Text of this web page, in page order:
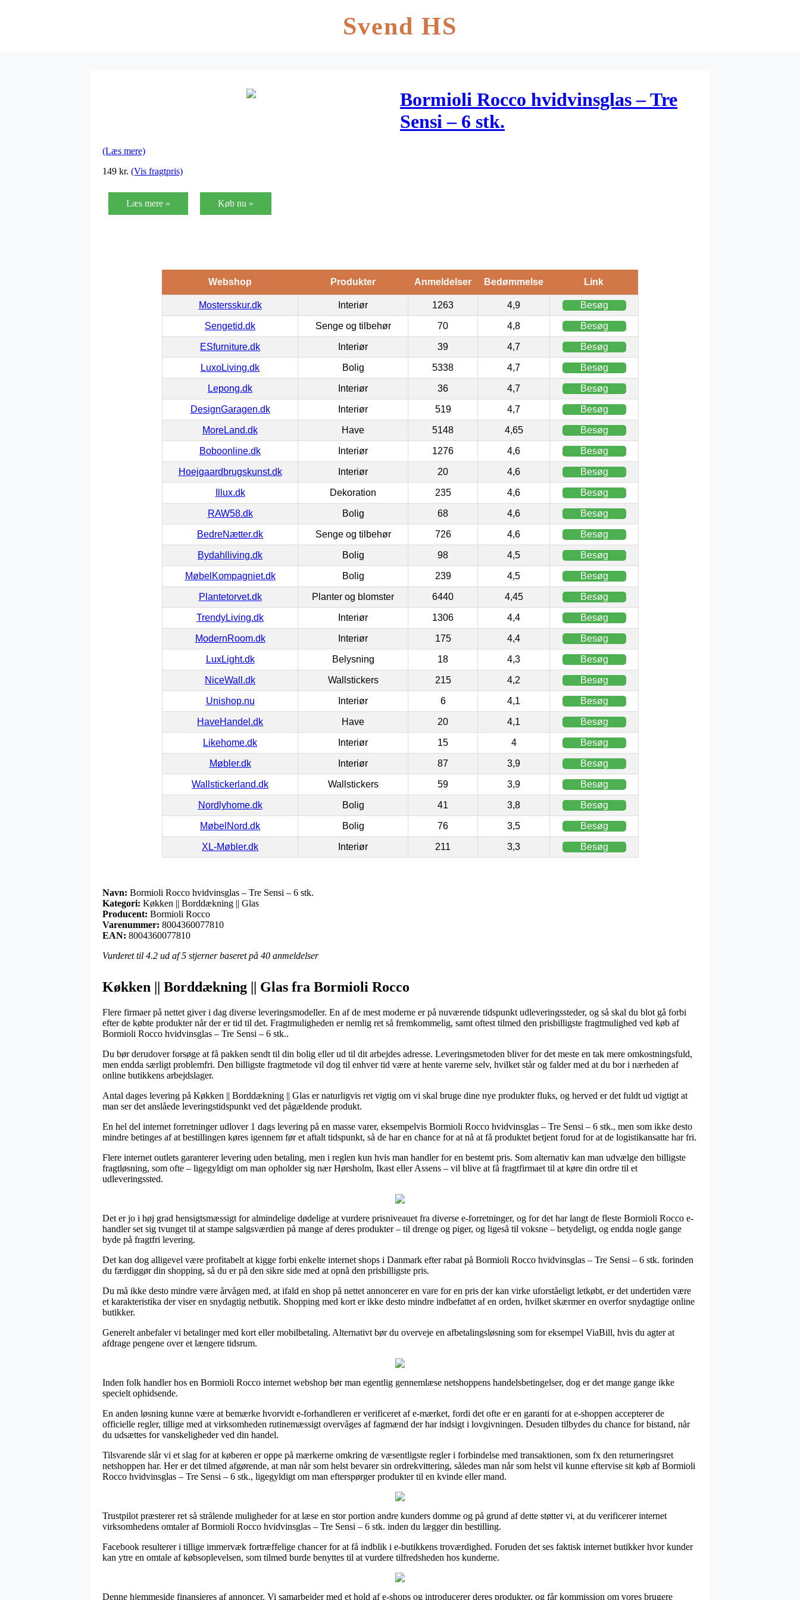
Svend HS
Bormioli Rocco hvidvinsglas – Tre
Sensi – 6 stk.
(Læs mere)
149 kr. (Vis fragtpris)
Læs mere » Køb nu »
Webshop Produkter Anmeldelser Bedømmelse Link
Mostersskur.dk Interiør 1263 4,9 Besøg
Sengetid.dk Senge og tilbehør 70 4,8 Besøg
ESfurniture.dk Interiør 39 4,7 Besøg
LuxoLiving.dk Bolig 5338 4,7 Besøg
Lepong.dk Interiør 36 4,7 Besøg
DesignGaragen.dk Interiør 519 4,7 Besøg
MoreLand.dk Have 5148 4,65 Besøg
Boboonline.dk Interiør 1276 4,6 Besøg
Hoejgaardbrugskunst.dk Interiør 20 4,6 Besøg
Illux.dk Dekoration 235 4,6 Besøg
RAW58.dk Bolig 68 4,6 Besøg
BedreNætter.dk Senge og tilbehør 726 4,6 Besøg
Bydahlliving.dk Bolig 98 4,5 Besøg
MøbelKompagniet.dk Bolig 239 4,5 Besøg
Plantetorvet.dk Planter og blomster 6440 4,45 Besøg
TrendyLiving.dk Interiør 1306 4,4 Besøg
ModernRoom.dk Interiør 175 4,4 Besøg
LuxLight.dk Belysning 18 4,3 Besøg
NiceWall.dk Wallstickers 215 4,2 Besøg
Unishop.nu Interiør 6 4,1 Besøg
HaveHandel.dk Have 20 4,1 Besøg
Likehome.dk Interiør 15 4 Besøg
Møbler.dk Interiør 87 3,9 Besøg
Wallstickerland.dk Wallstickers 59 3,9 Besøg
Nordlyhome.dk Bolig 41 3,8 Besøg
MøbelNord.dk Bolig 76 3,5 Besøg
XL-Møbler.dk Interiør 211 3,3 Besøg
Navn: Bormioli Rocco hvidvinsglas – Tre Sensi – 6 stk.
Kategori: Køkken || Borddækning || Glas
Producent: Bormioli Rocco
Varenummer: 8004360077810
EAN: 8004360077810
Vurderet til 4.2 ud af 5 stjerner baseret på 40 anmeldelser
Køkken || Borddækning || Glas fra Bormioli Rocco
Flere firmaer på nettet giver i dag diverse leveringsmodeller. En af de mest moderne er på nuværende tidspunkt udleveringssteder, og så skal du blot gå forbi
efter de købte produkter når der er tid til det. Fragtmuligheden er nemlig ret så fremkommelig, samt oftest tilmed den prisbilligste fragtmulighed ved køb af
Bormioli Rocco hvidvinsglas – Tre Sensi – 6 stk..
Du bør derudover forsøge at få pakken sendt til din bolig eller ud til dit arbejdes adresse. Leveringsmetoden bliver for det meste en tak mere omkostningsfuld,
men endda særligt problemfri. Den billigste fragtmetode vil dog til enhver tid være at hente varerne selv, hvilket står og falder med at du bor i nærheden af
online butikkens arbejdslager.
Antal dages levering på Køkken || Borddækning || Glas er naturligvis ret vigtig om vi skal bruge dine nye produkter fluks, og herved er det fuldt ud vigtigt at
man ser det anslåede leveringstidspunkt ved det pågældende produkt.
En hel del internet forretninger udlover 1 dags levering på en masse varer, eksempelvis Bormioli Rocco hvidvinsglas – Tre Sensi – 6 stk., men som ikke desto
mindre betinges af at bestillingen køres igennem før et aftalt tidspunkt, så de har en chance for at nå at få produktet betjent forud for at de logistikansatte har fri.
Flere internet outlets garanterer levering uden betaling, men i reglen kun hvis man handler for en bestemt pris. Som alternativ kan man udvælge den billigste
fragtløsning, som ofte – ligegyldigt om man opholder sig nær Hørsholm, Ikast eller Assens – vil blive at få fragtfirmaet til at køre din ordre til et
udleveringssted.
Det er jo i høj grad hensigtsmæssigt for almindelige dødelige at vurdere prisniveauet fra diverse e-forretninger, og for det har langt de fleste Bormioli Rocco e-
handler set sig tvunget til at stampe salgsværdien på mange af deres produkter – til drenge og piger, og ligeså til voksne – betydeligt, og endda nogle gange
byde på fragtfri levering.
Det kan dog alligevel være profitabelt at kigge forbi enkelte internet shops i Danmark efter rabat på Bormioli Rocco hvidvinsglas – Tre Sensi – 6 stk. forinden
du færdiggør din shopping, så du er på den sikre side med at opnå den prisbilligste pris.
Du må ikke desto mindre være årvågen med, at ifald en shop på nettet annoncerer en vare for en pris der kan virke uforståeligt letkøbt, er det undertiden være
et karakteristika der viser en snydagtig netbutik. Shopping med kort er ikke desto mindre indbefattet af en orden, hvilket skærmer en overfor snydagtige online
butikker.
Generelt anbefaler vi betalinger med kort eller mobilbetaling. Alternativt bør du overveje en afbetalingsløsning som for eksempel ViaBill, hvis du agter at
afdrage pengene over et længere tidsrum.
Inden folk handler hos en Bormioli Rocco internet webshop bør man egentlig gennemlæse netshoppens handelsbetingelser, dog er det mange gange ikke
specielt ophidsende.
En anden løsning kunne være at bemærke hvorvidt e-forhandleren er verificeret af e-mærket, fordi det ofte er en garanti for at e-shoppen accepterer de
officielle regler, tillige med at virksomheden rutinemæssigt overvåges af fagmænd der har indsigt i lovgivningen. Desuden tilbydes du chance for bistand, når
du udsættes for vanskeligheder ved din handel.
Tilsvarende slår vi et slag for at køberen er oppe på mærkerne omkring de væsentligste regler i forbindelse med transaktionen, som fx den returneringsret
netshoppen har. Her er det tilmed afgørende, at man når som helst bevarer sin ordrekvittering, således man når som helst vil kunne eftervise sit køb af Bormioli
Rocco hvidvinsglas – Tre Sensi – 6 stk., ligegyldigt om man efterspørger produkter til en kvinde eller mand.
Trustpilot præsterer ret så strålende muligheder for at læse en stor portion andre kunders domme og på grund af dette støtter vi, at du verificerer internet
virksomhedens omtaler af Bormioli Rocco hvidvinsglas – Tre Sensi – 6 stk. inden du lægger din bestilling.
Facebook resulterer i tillige immervæk fortræffelige chancer for at få indblik i e-butikkens troværdighed. Foruden det ses faktisk internet butikker hvor kunder
kan ytre en omtale af købsoplevelsen, som tilmed burde benyttes til at vurdere tilfredsheden hos kunderne.
Denne hjemmeside finansieres af annoncer. Vi samarbejder med et hold af e-shops og introducerer deres produkter, og får kommission om vores brugere